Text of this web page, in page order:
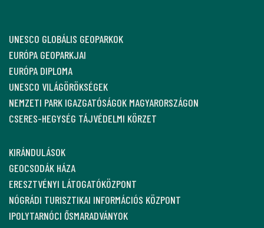
UNESCO GLOBÁLIS GEOPARKOK
EURÓPA GEOPARKJAI
EURÓPA DIPLOMA
UNESCO VILÁGÖRÖKSÉGEK
NEMZETI PARK IGAZGATÓSÁGOK MAGYARORSZÁGON
CSERES-HEGYSÉG TÁJVÉDELMI KÖRZET
KIRÁNDULÁSOK
GEOCSODÁK HÁZA
ERESZTVÉNYI LÁTOGATÓKÖZPONT
NÓGRÁDI TURISZTIKAI INFORMÁCIÓS KÖZPONT
IPOLYTARNÓCI ŐSMARADVÁNYOK